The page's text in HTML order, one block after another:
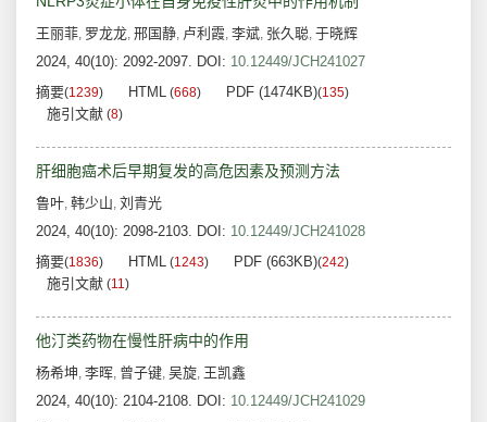
王丽菲, 罗龙龙, 邢国静, 卢利霞, 李斌, 张久聪, 于晓辉
2024, 40(10): 2092-2097. DOI: 10.12449/JCH241027
摘要(1239) HTML (668) PDF (1474KB)(135)
施引文献 (8)
肝细胞癌术后早期复发的高危因素及预测方法
鲁叶, 韩少山, 刘青光
2024, 40(10): 2098-2103. DOI: 10.12449/JCH241028
摘要(1836) HTML (1243) PDF (663KB)(242)
施引文献 (11)
他汀类药物在慢性肝病中的作用
杨希坤, 李晖, 曾子键, 吴旋, 王凯鑫
2024, 40(10): 2104-2108. DOI: 10.12449/JCH241029